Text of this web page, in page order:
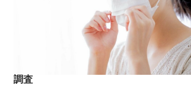
え、国による保護も必要だ
【阪神】ルーキー神宮僚
介、１軍デビューで３者凡
退！筒香斬り！
Ｗ杯１次
が「なぜ
ン・フン
「監督の
すまん
調査